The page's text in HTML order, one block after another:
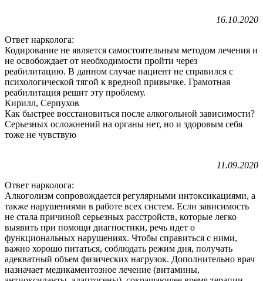
16.10.2020
Ответ нарколога:
Кодирование не является самостоятельным методом лечения и
не освобождает от необходимости пройти через
реабилитацию. В данном случае пациент не справился с
психологической тягой к вредной привычке. Грамотная
реабилитация решит эту проблему.
Кирилл, Серпухов
Как быстрее восстановиться после алкогольной зависимости?
Серьезных осложнений на органы нет, но и здоровым себя
тоже не чувствую
11.09.2020
Ответ нарколога:
Алкоголизм сопровождается регулярными интоксикациями, а
также нарушениями в работе всех систем. Если зависимость
не стала причиной серьезных расстройств, которые легко
выявить при помощи диагностики, речь идет о
функциональных нарушениях. Чтобы справиться с ними,
важно хорошо питаться, соблюдать режим дня, получать
адекватный объем физических нагрузок. Дополнительно врач
назначает медикаментозное лечение (витамины,